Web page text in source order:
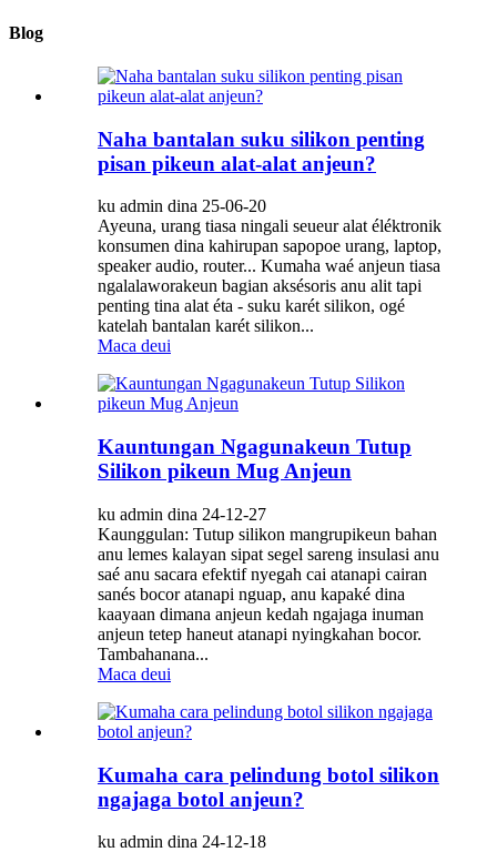
Blog
Naha bantalan suku silikon penting
pisan pikeun alat-alat anjeun?
ku admin dina 25-06-20
Ayeuna, urang tiasa ningali seueur alat éléktronik
konsumen dina kahirupan sapopoe urang, laptop,
speaker audio, router... Kumaha waé anjeun tiasa
ngalalaworakeun bagian aksésoris anu alit tapi
penting tina alat éta - suku karét silikon, ogé
katelah bantalan karét silikon...
Maca deui
Kauntungan Ngagunakeun Tutup
Silikon pikeun Mug Anjeun
ku admin dina 24-12-27
Kaunggulan: Tutup silikon mangrupikeun bahan
anu lemes kalayan sipat segel sareng insulasi anu
saé anu sacara efektif nyegah cai atanapi cairan
sanés bocor atanapi nguap, anu kapaké dina
kaayaan dimana anjeun kedah ngajaga inuman
anjeun tetep haneut atanapi nyingkahan bocor.
Tambahanana...
Maca deui
Kumaha cara pelindung botol silikon
ngajaga botol anjeun?
ku admin dina 24-12-18